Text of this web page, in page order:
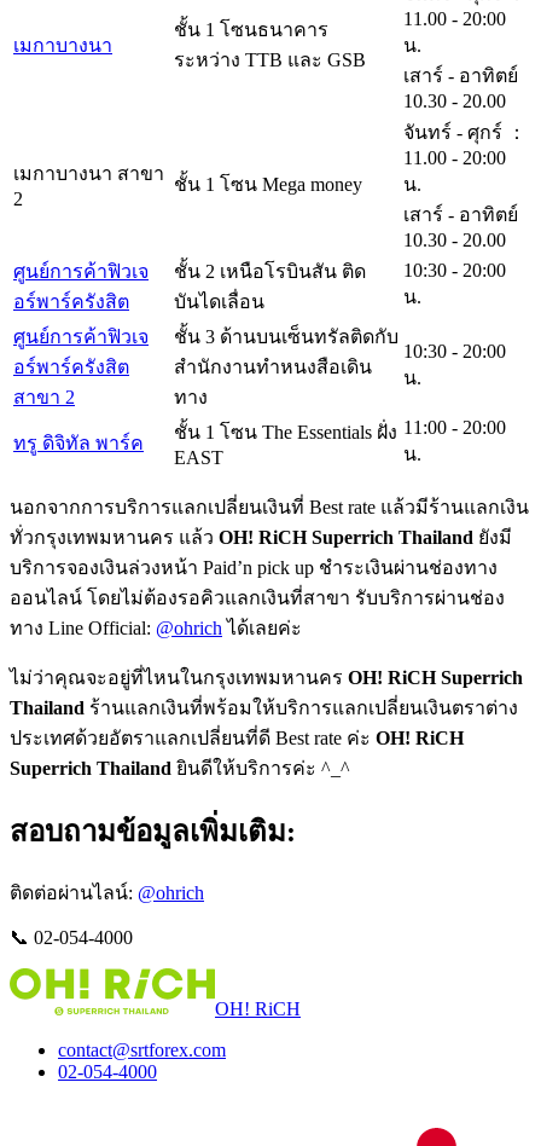
เมกาบางนา
ชั้น 1 โซนธนาคาร
ระหว่าง TTB และ GSB
11.00 - 20:00
น.
เสาร์ - อาทิตย์
10.30 - 20.00
เมกาบางนา สาขา
2
ชั้น 1 โซน Mega money
จันทร์ - ศุกร์ ：
11.00 - 20:00
น.
เสาร์ - อาทิตย์
10.30 - 20.00
ศูนย์การค้าฟิวเจ
อร์พาร์ครังสิต
ชั้น 2 เหนือโรบินสัน ติด
บันไดเลื่อน
10:30 - 20:00
น.
ศูนย์การค้าฟิวเจ
อร์พาร์ครังสิต
สาขา 2
ชั้น 3 ด้านบนเซ็นทรัลติดกับ
สำนักงานทำหนงสือเดิน
ทาง
10:30 - 20:00
น.
ทรู ดิจิทัล พาร์ค
ชั้น 1 โซน The Essentials ฝั่ง
EAST
11:00 - 20:00
น.
นอกจากการบริการแลกเปลี่ยนเงินที่ Best rate แล้วมีร้านแลกเงิน
ทั่วกรุงเทพมหานคร แล้ว OH! RiCH Superrich Thailand ยังมี
บริการจองเงินล่วงหน้า Paid’n pick up ชำระเงินผ่านช่องทาง
ออนไลน์ โดยไม่ต้องรอคิวแลกเงินที่สาขา รับบริการผ่านช่อง
ทาง Line Official: @ohrich ได้เลยค่ะ
ไม่ว่าคุณจะอยู่ที่ไหนในกรุงเทพมหานคร OH! RiCH Superrich
Thailand ร้านแลกเงินที่พร้อมให้บริการแลกเปลี่ยนเงินตราต่าง
ประเทศด้วยอัตราแลกเปลี่ยนที่ดี Best rate ค่ะ OH! RiCH
Superrich Thailand ยินดีให้บริการค่ะ ^_^
สอบถามข้อมูลเพิ่มเติม:
ติดต่อผ่านไลน์: @ohrich
📞 02-054-4000
OH! RiCH
contact@srtforex.com
02-054-4000